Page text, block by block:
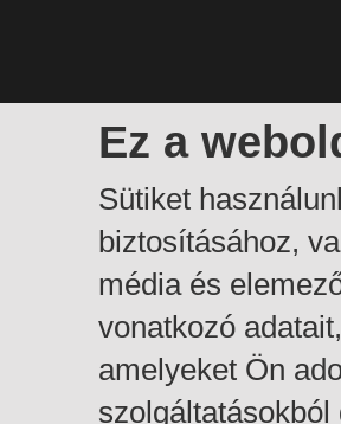
Ez a
Sütiket
biztosításához,
média és
vonatkozó
amelyeket Ön